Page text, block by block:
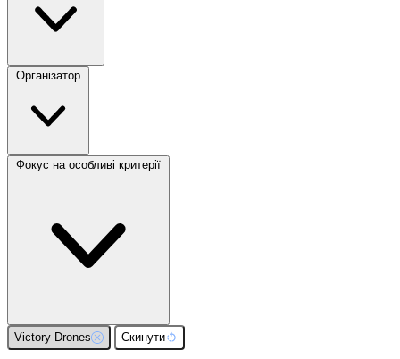
Організатор
Фокус на особливі критерії
Victory Drones Скинути